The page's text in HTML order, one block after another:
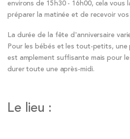
environs de 15h30 - 16h00, cela
préparer la matinée et de recevoir
La durée de la fête d'anniversaire
Pour les bébés et les tout-petits,
est amplement suffisante mais pour
durer toute une après-midi.
Le lieu :